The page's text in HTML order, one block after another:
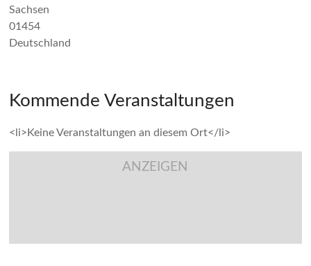
Sachsen
01454
Deutschland
Kommende Veranstaltungen
<li>Keine Veranstaltungen an diesem Ort</li>
ANZEIGEN